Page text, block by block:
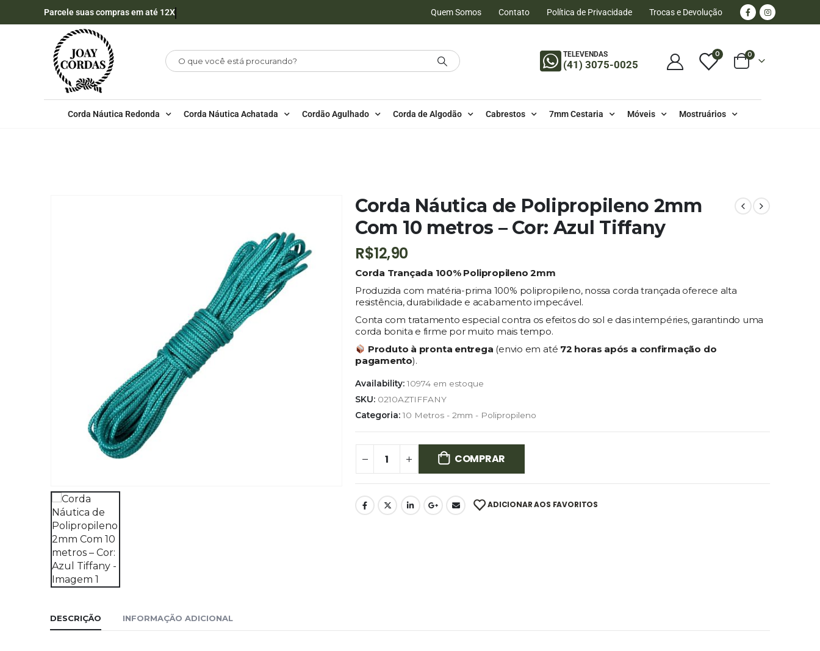
Parcele suas compras em até 12X Quem Somos Contato Política de Privacidade Trocas e Devolução
TELEVENDAS
(41) 3075-0025
0 0
Corda Náutica Redonda Corda Náutica Achatada Cordão Agulhado Corda de Algodão Cabrestos 7mm Cestaria Móveis Mostruários
Corda Náutica de Polipropileno 2mm
Com 10 metros – Cor: Azul Tiffany
R$12,90
Corda Trançada 100% Polipropileno 2mm
Produzida com matéria-prima 100% polipropileno, nossa corda trançada oferece alta
resistência, durabilidade e acabamento impecável.
Conta com tratamento especial contra os efeitos do sol e das intempéries, garantindo uma
corda bonita e firme por muito mais tempo.
Produto à pronta entrega (envio em até 72 horas após a confirmação do
pagamento).
Availability:10974 em estoque
SKU: 0210AZTIFFANY
Categoria:10 Metros - 2mm - Polipropileno
COMPRAR
ADICIONAR AOS FAVORITOS
DESCRIÇÃO INFORMAÇÃO ADICIONAL